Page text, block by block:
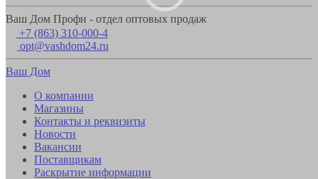
Ваш Дом Профи - отдел оптовых продаж
+7 (863) 310-000-4
opt@vashdom24.ru
Ваш Дом
О компании
Магазины
Контакты и реквизиты
Новости
Вакансии
Поставщикам
Раскрытие информации